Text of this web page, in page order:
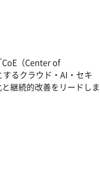
（Center of
るクラウド・AI・セキ
継続的改善をリードしま